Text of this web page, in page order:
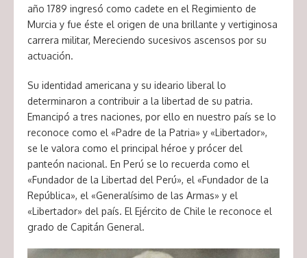
año 1789 ingresó como cadete en el Regimiento de
Murcia y fue éste el origen de una brillante y vertiginosa
carrera militar, Mereciendo sucesivos ascensos por su
actuación.
Su identidad americana y su ideario liberal lo
determinaron a contribuir a la libertad de su patria.
Emancipó a tres naciones, por ello en nuestro país se lo
reconoce como el «Padre de la Patria» y «Libertador»,
se le valora como el principal héroe y prócer del
panteón nacional. En Perú se lo recuerda como el
«Fundador de la Libertad del Perú», el «Fundador de la
República», el «Generalísimo de las Armas» y el
«Libertador» del país. El Ejército de Chile le reconoce el
grado de Capitán General.